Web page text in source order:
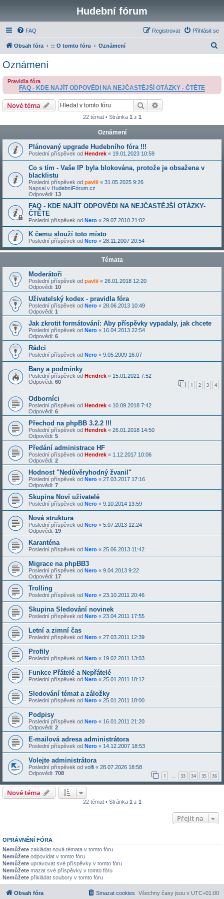
Hudební fórum
FAQ Přihlásit se
Registrovat
Obsah fóra :: O tomto fóru Oznámení
a
Oznámení
Pravidla fóra
FAQ - KDE NAJÍT ODPOVĚDI NA NEJČASTĚJŠÍ OTÁZKY - ČTĚTE
Nové téma Hledat
22 témat • Stránka 1 z 1
Oznámení
Plánovaný upgrade Hudebního fóra !!!
Poslední příspěvek od Hendrek « 19.01.2023 10:59
Co s tím - Vaše IP byla blokována, protože je obsažena v
blacklistu
Poslední příspěvek od pavlii « 31.05.2025 9:26
Napsal v HudebníFórum.cz
Odpovědi: 13
FAQ - KDE NAJÍT ODPOVĚDI NA NEJČASTĚJŠÍ OTÁZKY-
ČTĚTE
Poslední příspěvek od Nero « 29.07.2010 21:02
K čemu slouží toto místo
Poslední příspěvek od Nero « 28.11.2007 20:54
Témata
Moderátoři
Poslední příspěvek od pavlii « 26.01.2018 12:20
Odpovědi: 10
Uživatelský kodex - pravidla fóra
Poslední příspěvek od Nero « 28.06.2013 10:49
Odpovědi: 1
Jak zkrotit formátování: Aby příspěvky vypadaly, jak chcete
Poslední příspěvek od Nero « 16.04.2013 22:54
Odpovědi: 6
Rádci
Poslední příspěvek od Nero « 9.05.2009 16:07
Bany a podmínky
Poslední příspěvek od Hendrek « 15.01.2021 7:52
Odpovědi: 60 1 2 3 4
Odborníci
Poslední příspěvek od Hendrek « 10.09.2018 7:42
Odpovědi: 6
Přechod na phpBB 3.2.2 !!!
Poslední příspěvek od Hendrek « 26.01.2018 14:50
Odpovědi: 5
Předání administrace HF
Poslední příspěvek od Hendrek « 1.12.2017 10:06
Odpovědi: 2
Hodnost "Nedůvěryhodný žvanil"
Poslední příspěvek od Nero « 27.03.2017 17:16
Odpovědi: 7
Skupina Noví uživatelé
Poslední příspěvek od Nero « 9.10.2014 13:59
Nová struktura
Poslední příspěvek od Nero « 5.07.2013 12:24
Odpovědi: 19
Karanténa
Poslední příspěvek od Nero « 25.06.2013 11:42
Migrace na phpBB3
Poslední příspěvek od Nero « 9.04.2013 9:22
Odpovědi: 17
Trolling
Poslední příspěvek od Nero « 23.10.2011 20:46
Skupina Sledování novinek
Poslední příspěvek od Nero « 23.04.2011 17:55
Letní a zimní čas
Poslední příspěvek od Nero « 27.03.2011 12:39
Profily
Poslední příspěvek od Nero « 19.02.2011 13:03
Funkce Přátelé a Nepřátelé
Poslední příspěvek od Nero « 25.01.2011 18:12
Sledování témat a záložky
Poslední příspěvek od Nero « 25.01.2011 18:00
Podpisy
Poslední příspěvek od Nero « 16.01.2011 21:20
Odpovědi: 2
E-mailová adresa administrátora
Poslední příspěvek od Nero « 14.12.2007 18:53
Volejte administrátora
Poslední příspěvek od volfi « 28.07.2026 18:58
Odpovědi: 708 1 33 34 35 36
Nové téma
22 témat • Stránka 1 z 1
Přejít na
OPRÁVNĚNÍ FÓRA
Nemůžete zakládat nová témata v tomto fóru
Nemůžete odpovídat v tomto fóru
Nemůžete upravovat své příspěvky v tomto fóru
Nemůžete mazat své příspěvky v tomto fóru
Nemůžete přikládat soubory v tomto fóru
Obsah fóra Všechny časy jsou v UTC+01:00
Smazat cookies